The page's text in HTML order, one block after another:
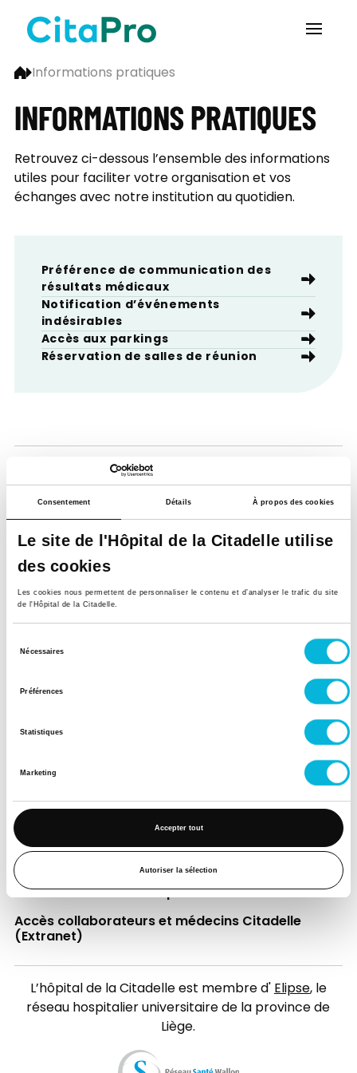
Consentement Détails À propos des cookies
Le site de l'Hôpital de la Citadelle utilise
des cookies
Les cookies nous permettent de personnaliser le contenu et d’analyser le trafic du site
de l'Hôpital de la Citadelle.
Nécessaires
Préférences
Statistiques
Marketing
Accepter tout
Autoriser la sélection
Informations pratiques
INFORMATIONS PRATIQUES
Retrouvez ci-dessous l’ensemble des informations
utiles pour faciliter votre organisation et vos
échanges avec notre institution au quotidien.
Préférence de communication des
résultats médicaux
Notification d’événements
indésirables
Accès aux parkings
Réservation de salles de réunion
Soutenez notre Fondation
Votre don à la Fondation permet de
financer des projets qui améliorent
leurs proches.
Découvrir la Fondation
Actualités
Événements
Informations pratiques
Ressources médicales
Découvrir le site de l'hôpital
Accès collaborateurs et médecins Citadelle
(Extranet)
L’hôpital de la Citadelle est membre d'Elipse, le
réseau hospitalier universitaire de la province de
Liège.